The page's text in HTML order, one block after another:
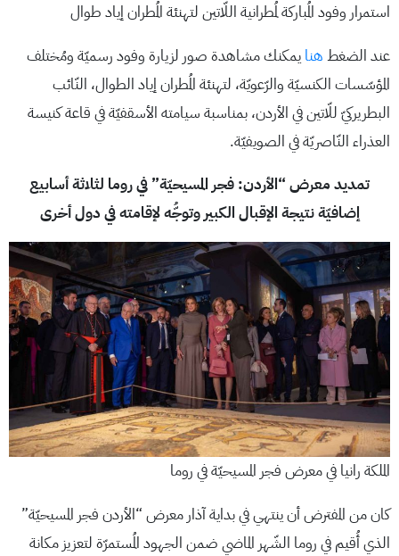
استمرار وفود المُباركة لمُطرانية اللّاتين لتهنئة المُطران إياد طوال
عند الضغط هنا يمكنك مشاهدة صور لزيارة وفود رسميّة ومُختلف
المؤسّسات الكنسيّة والرّعويّة، لتهنئة المُطران إياد الطوال، النّائب
البطريركيّ للّاتين في الأردن، بمناسبة سيامته الأسقفيّة في قاعة كنيسة
العذراء النّاصريّة في الصويفيّة.
تمديد معرض “الأردن: فجر المسيحيّة” في روما لثلاثة أسابيع
إضافيّة نتيجة الإقبال الكبير وتوجُّه لإقامته في دول أخرى
الملكة رانيا في معرض فجر المسيحيّة في روما
كان من المفترض أن ينتهي في بداية آذار معرض “الأردن فجر المسيحيّة”
الذي أُقيم في روما الشّهر الماضي ضمن الجهود المُستمرّة لتعزيز مكانة